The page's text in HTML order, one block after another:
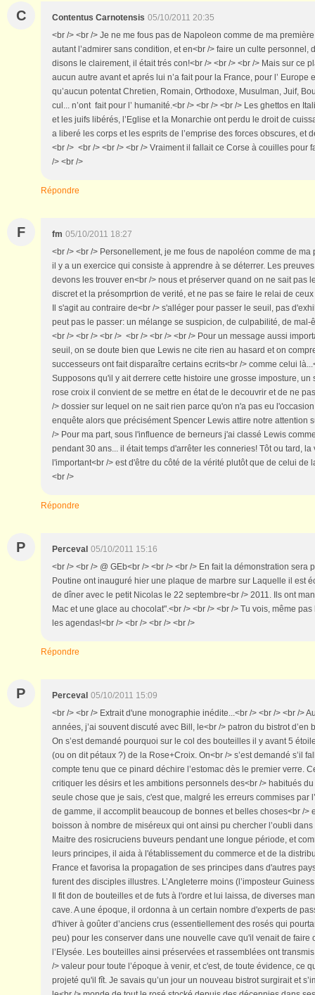
C Contentus Carnotensis 05/10/2011 20:35
<br /> <br /> Je ne me fous pas de Napoleon comme de ma
autant l’admirer sans condition, et en<br /> faire un culte personnel,
disons le clairement, il était trés con!<br /> <br /> <br /> Mais sur ce
aucun autre avant et aprés lui n’a fait pour la France, pour l’ Europe
qu’aucun potentat Chretien, Romain, Orthodoxe, Musulman, Juif,
cul... n’ont fait pour l’ humanité.<br /> <br /> <br /> Les ghettos en
et les juifs libérés, l’Eglise et la Monarchie ont perdu le droit de
a liberé les corps et les esprits de l’emprise des forces obscures, et
<br /> <br /> <br /> <br /> Vraiment il fallait ce Corse à couilles pour
/> <br />
Répondre
F fm 05/10/2011 18:27
<br /> <br /> Personellement, je me fous de napoléon comme de ma
il y a un exercice qui consiste à apprendre à se déterrer. Les
devons les trouver en<br /> nous et préserver quand on ne sait pas
discret et la présomprtion de verité, et ne pas se faire le relai de
Il s'agit au contraire de<br /> s'alléger pour passer le seuil, pas
peut pas le passer: un mélange se suspicion, de culpabilité, de mal-
<br /> <br /> <br /> <br /> <br /> <br /> Pour un message aussi
seuil, on se doute bien que Lewis ne cite rien au hasard et on
successeurs ont fait disparaître certains ecrits<br /> comme celui
Supposons qu'il y ait derrere cette histoire une grosse imposture, un
rose croix il convient de se mettre en état de le decouvrir et de ne
/> dossier sur lequel on ne sait rien parce qu'on n'a pas eu
enquête alors que précisément Spencer Lewis attire notre attention
/> Pour ma part, sous l'influence de berneurs j'ai classé Lewis
pendant 30 ans... il était temps d'arrêter les conneries! Tôt ou tard, la
l'important<br /> est d'être du côté de la vérité plutôt que de celui de
<br />
Répondre
P Perceval 05/10/2011 15:16
<br /> <br /> @ GEb<br /> <br /> <br /> En fait la démonstration sera
Poutine ont inauguré hier une plaque de marbre sur Laquelle il est
de dîner avec le petit Nicolas le 22 septembre<br /> 2011. Ils ont
Mac et une glace au chocolat".<br /> <br /> <br /> Tu vois, même
les agendas!<br /> <br /> <br /> <br />
Répondre
P Perceval 05/10/2011 15:09
<br /> <br /> Extrait d'une monographie inédite...<br /> <br /> <br />
années, j’ai souvent discuté avec Bill, le<br /> patron du bistrot d’en
On s’est demandé pourquoi sur le col des bouteilles il y avant 5
(ou on dit pétaux ?) de la Rose+Croix. On<br /> s’est demandé s’il
compte tenu que ce pinard déchire l’estomac dès le premier verre.
critiquer les désirs et les ambitions personnels des<br /> habitués
seule chose que je sais, c'est que, malgré les erreurs commises par
de gamme, il accomplit beaucoup de bonnes et belles choses<br />
boisson à nombre de miséreux qui ont ainsi pu chercher l’oubli
Maitre des rosicruciens buveurs pendant une longue période, et
leurs principes, il aida à l'établissement du commerce et de la
France et favorisa la propagation de ses principes dans d'autres
furent des disciples illustres. L’Angleterre moins (l’imposteur
Il fit don de bouteilles et de futs à l'ordre et lui laissa, de diverses
cave. A une époque, il ordonna à un certain nombre d'experts de
d'hiver à goûter d’anciens crus (essentiellement des rosés qui
peu) pour les conserver dans une nouvelle cave qu'il venait de faire
l’Elysée. Les bouteilles ainsi préservées et rassemblées ont
/> valeur pour toute l’époque à venir, et c'est, de toute évidence, ce
projeté qu'il fît. Je savais qu’un jour un nouveau bistrot surgirait et